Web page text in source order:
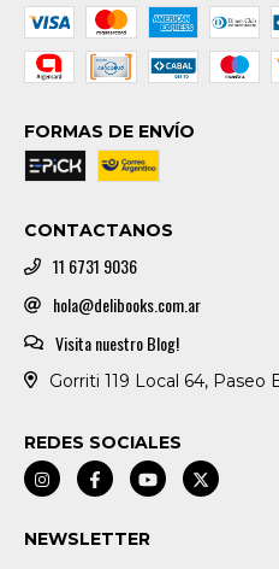
FORMAS DE ENVÍO
CONTACTANOS
11 6731 9036
hola@delibooks.com.ar
Visita nuestro Blog!
Gorriti 119 Local 64, Paseo
REDES SOCIALES
NEWSLETTER